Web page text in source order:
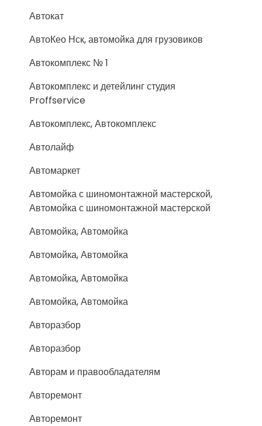
Автокат
АвтоКео Нск, автомойка для грузовиков
Автокомплекс № 1
Автокомплекс и детейлинг студия
Proffservice
Автокомплекс, Автокомплекс
Автолайф
Автомаркет
Автомойка с шиномонтажной мастерской,
Автомойка с шиномонтажной мастерской
Автомойка, Автомойка
Автомойка, Автомойка
Автомойка, Автомойка
Автомойка, Автомойка
Авторазбор
Авторазбор
Авторам и правообладателям
Авторемонт
Авторемонт